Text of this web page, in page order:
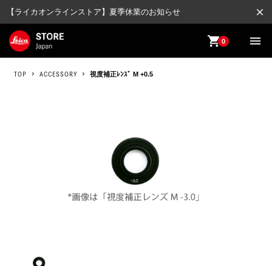
【ライカオンラインストア】夏季休業のお知らせ close
shopping_cart0 menu
TOP ACCESSORY 視度補正ﾚﾝｽﾞ M +0.5